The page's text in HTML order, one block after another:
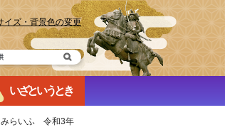
イズ・背景色の変更
いざというとき
らいふ 令和3年